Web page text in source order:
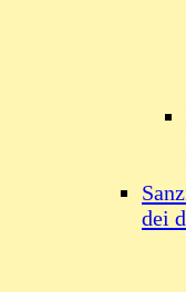
dei